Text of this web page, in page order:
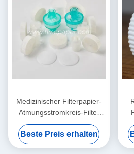
Medizinischer Filterpapier-
Atmungsstromkreis-Filter
HMEF HME runzelte
Filterpapier
Beste Preis erhalten